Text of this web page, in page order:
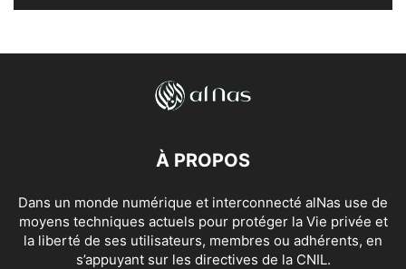
À PROPOS
Dans un monde numérique et interconnecté alNas use de
moyens techniques actuels pour protéger la Vie privée et
la liberté de ses utilisateurs, membres ou adhérents, en
s’appuyant sur les directives de la CNIL.